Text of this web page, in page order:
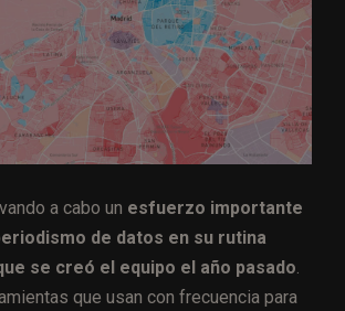
a cabo un esfuerzo importante
de datos en su rutina
se creó el equipo el año pasado.
que usan con frecuencia para